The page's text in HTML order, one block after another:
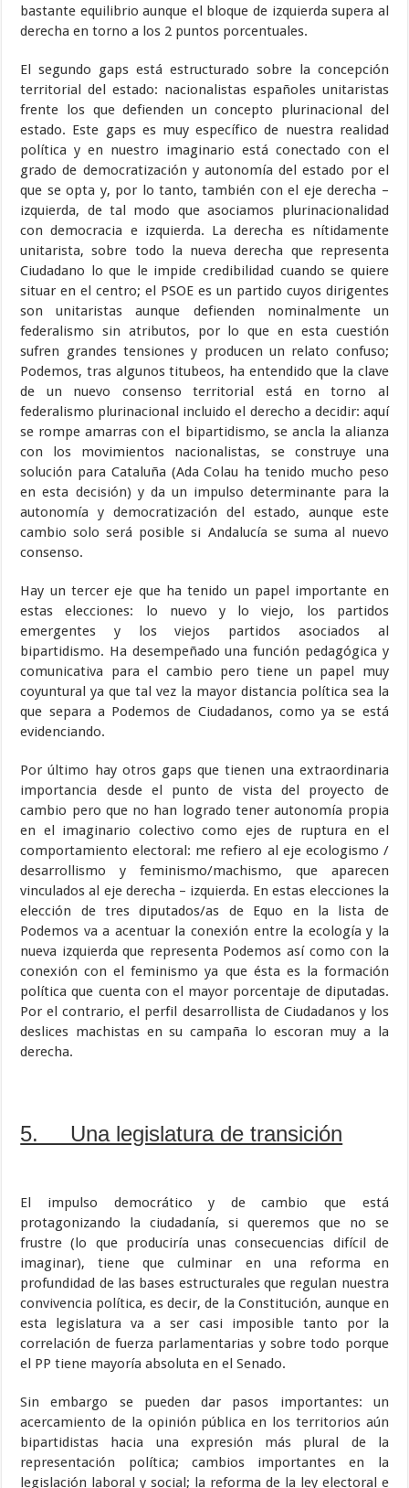
bastante equilibrio aunque el bloque de izquierda supera al
derecha en torno a los 2 puntos porcentuales.
El segundo gaps está estructurado sobre la concepción
territorial del estado: nacionalistas españoles unitaristas
frente los que defienden un concepto plurinacional del
estado. Este gaps es muy específico de nuestra realidad
política y en nuestro imaginario está conectado con el
grado de democratización y autonomía del estado por el
que se opta y, por lo tanto, también con el eje derecha –
izquierda, de tal modo que asociamos plurinacionalidad
con democracia e izquierda. La derecha es nítidamente
unitarista, sobre todo la nueva derecha que representa
Ciudadano lo que le impide credibilidad cuando se quiere
situar en el centro; el PSOE es un partido cuyos dirigentes
son unitaristas aunque defienden nominalmente un
federalismo sin atributos, por lo que en esta cuestión
sufren grandes tensiones y producen un relato confuso;
Podemos, tras algunos titubeos, ha entendido que la clave
de un nuevo consenso territorial está en torno al
federalismo plurinacional incluido el derecho a decidir: aquí
se rompe amarras con el bipartidismo, se ancla la alianza
con los movimientos nacionalistas, se construye una
solución para Cataluña (Ada Colau ha tenido mucho peso
en esta decisión) y da un impulso determinante para la
autonomía y democratización del estado, aunque este
cambio solo será posible si Andalucía se suma al nuevo
consenso.
Hay un tercer eje que ha tenido un papel importante en
estas elecciones: lo nuevo y lo viejo, los partidos
emergentes y los viejos partidos asociados al
bipartidismo. Ha desempeñado una función pedagógica y
comunicativa para el cambio pero tiene un papel muy
coyuntural ya que tal vez la mayor distancia política sea la
que separa a Podemos de Ciudadanos, como ya se está
evidenciando.
Por último hay otros gaps que tienen una extraordinaria
importancia desde el punto de vista del proyecto de
cambio pero que no han logrado tener autonomía propia
en el imaginario colectivo como ejes de ruptura en el
comportamiento electoral: me refiero al eje ecologismo /
desarrollismo y feminismo/machismo, que aparecen
vinculados al eje derecha – izquierda. En estas elecciones la
elección de tres diputados/as de Equo en la lista de
Podemos va a acentuar la conexión entre la ecología y la
nueva izquierda que representa Podemos así como con la
conexión con el feminismo ya que ésta es la formación
política que cuenta con el mayor porcentaje de diputadas.
Por el contrario, el perfil desarrollista de Ciudadanos y los
deslices machistas en su campaña lo escoran muy a la
derecha.
5. Una legislatura de transición
El impulso democrático y de cambio que está
protagonizando la ciudadanía, si queremos que no se
frustre (lo que produciría unas consecuencias difícil de
imaginar), tiene que culminar en una reforma en
profundidad de las bases estructurales que regulan nuestra
convivencia política, es decir, de la Constitución, aunque en
esta legislatura va a ser casi imposible tanto por la
correlación de fuerza parlamentarias y sobre todo porque
el PP tiene mayoría absoluta en el Senado.
Sin embargo se pueden dar pasos importantes: un
acercamiento de la opinión pública en los territorios aún
bipartidistas hacia una expresión más plural de la
representación política; cambios importantes en la
legislación laboral y social; la reforma de la ley electoral e